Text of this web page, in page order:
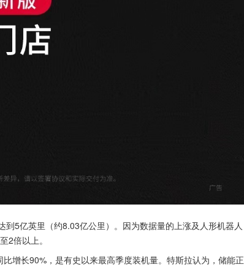
5亿英里（约8.03亿公里）。因为数据量的上涨及人形机器人
2倍以上。
增长90%，是有史以来最高季度装机量。特斯拉认为，储能正